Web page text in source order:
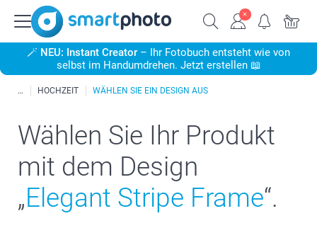
🪄 NEU: Instant Creator – Ihr Fotobuch entsteht wie von
selbst im Handumdrehen. Jetzt erstellen 📖
HOCHZEIT WÄHLEN SIE EIN DESIGN AUS
Wählen Sie Ihr Produkt
mit dem Design
„Elegant Stripe Frame“.